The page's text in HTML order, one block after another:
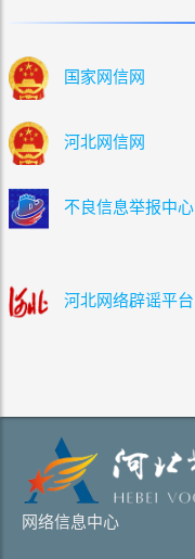
国家网信网
河北网信网
不良信息举报中心
河北网络辟谣平台
网络信息中心